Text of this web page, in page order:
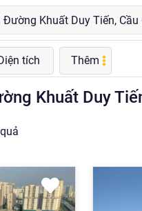
tích Thêm
Khuất Duy